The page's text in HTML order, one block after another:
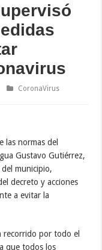
CoronaVirus
las normas del
Gustavo Gutiérrez,
municipio,
decreto y acciones
a evitar la
recorrido por todo el
que todos los